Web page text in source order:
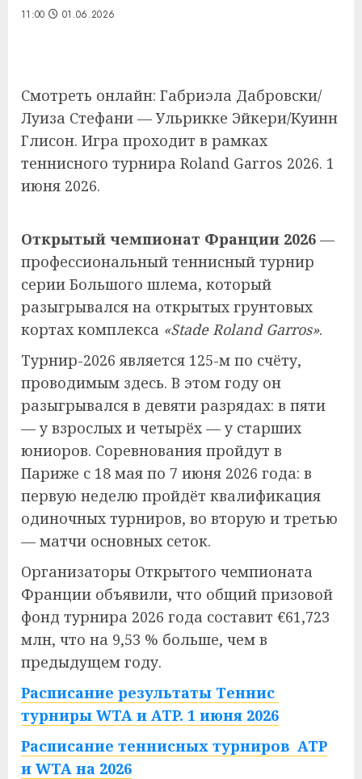
11:00 01.06.2026
Смотреть онлайн: Габриэла Дабровски/
Луиза Стефани — Ульрикке Эйкери/Куинн
Глисон. Игра проходит в рамках
теннисного турнира Roland Garros 2026. 1
июня 2026.
Открытый чемпионат Франции 2026 —
профессиональный теннисный турнир
серии Большого шлема, который
разыгрывался на открытых грунтовых
кортах комплекса «Stade Roland Garros».
Турнир-2026 является 125-м по счёту,
проводимым здесь. В этом году он
разыгрывался в девяти разрядах: в пяти
— у взрослых и четырёх — у старших
юниоров. Соревнования пройдут в
Париже с 18 мая по 7 июня 2026 года: в
первую неделю пройдёт квалификация
одиночных турниров, во вторую и третью
— матчи основных сеток.
Организаторы Открытого чемпионата
Франции объявили, что общий призовой
фонд турнира 2026 года составит €61,723
млн, что на 9,53 % больше, чем в
предыдущем году.
Расписание результаты Теннис
турниры WTA и ATP. 1 июня 2026
Расписание теннисных турниров ATP
и WTA на 2026